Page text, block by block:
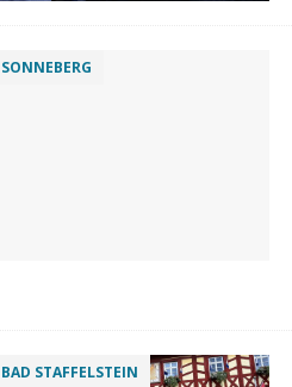
SONNEBERG
BAD STAFFELSTEIN